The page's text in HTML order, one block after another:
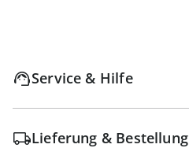
Service & Hilfe
Lieferung & Bestellung